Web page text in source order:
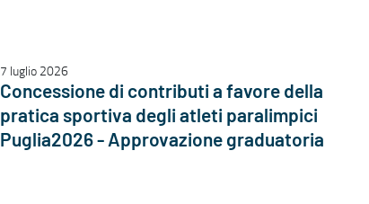
7 luglio 2026
Concessione di contributi a favore della
pratica sportiva degli atleti paralimpici
Puglia2026 - Approvazione graduatoria